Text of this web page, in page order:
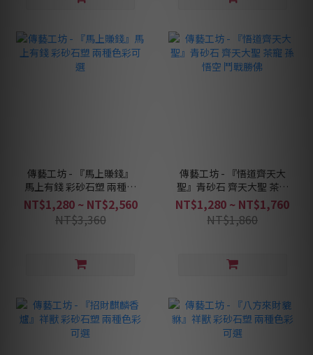
傳藝工坊 - 『馬上賺錢』
馬上有錢 彩砂石塑 兩種色
彩可選
NT$1,280 ~ NT$2,560
NT$3,360
傳藝工坊 - 『悟道齊天大
聖』青砂石 齊天大聖 茶寵
孫悟空 鬥戰勝佛
NT$1,280 ~ NT$1,760
NT$1,860